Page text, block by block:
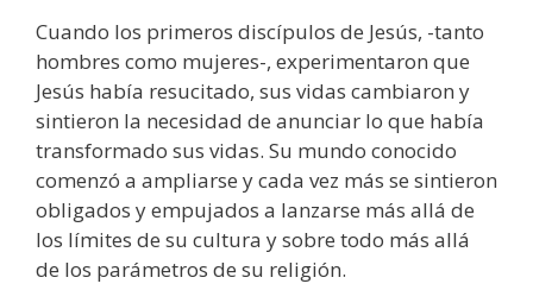
Cuando los primeros discípulos de Jesús, -tanto
hombres como mujeres-, experimentaron que
Jesús había resucitado, sus vidas cambiaron y
sintieron la necesidad de anunciar lo que había
transformado sus vidas. Su mundo conocido
comenzó a ampliarse y cada vez más se sintieron
obligados y empujados a lanzarse más allá de
los límites de su cultura y sobre todo más allá
de los parámetros de su religión.